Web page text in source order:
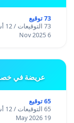
73 توقيع
73 التوقيعات / 12 أشهر
6 Nov 2025
عريضة في
65 توقيع
65 التوقيعات / 12 أشهر
19 May 2026